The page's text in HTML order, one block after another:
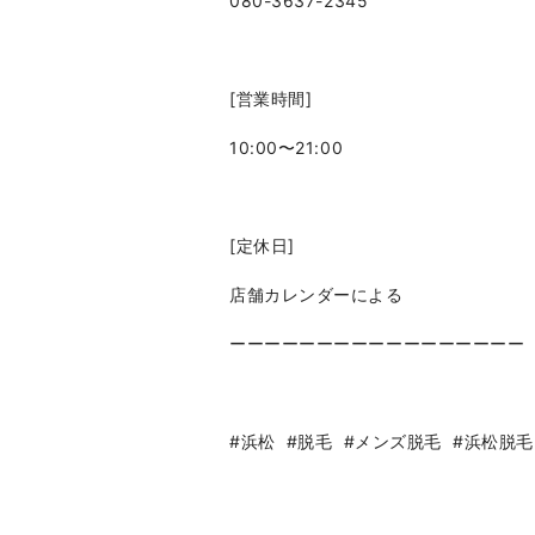
[営業時間]
10:00〜21:00
[定休日]
店舗カレンダーによる
ーーーーーーーーーーーーーーーーー
#浜松 #脱毛 #メンズ脱毛 #浜松脱